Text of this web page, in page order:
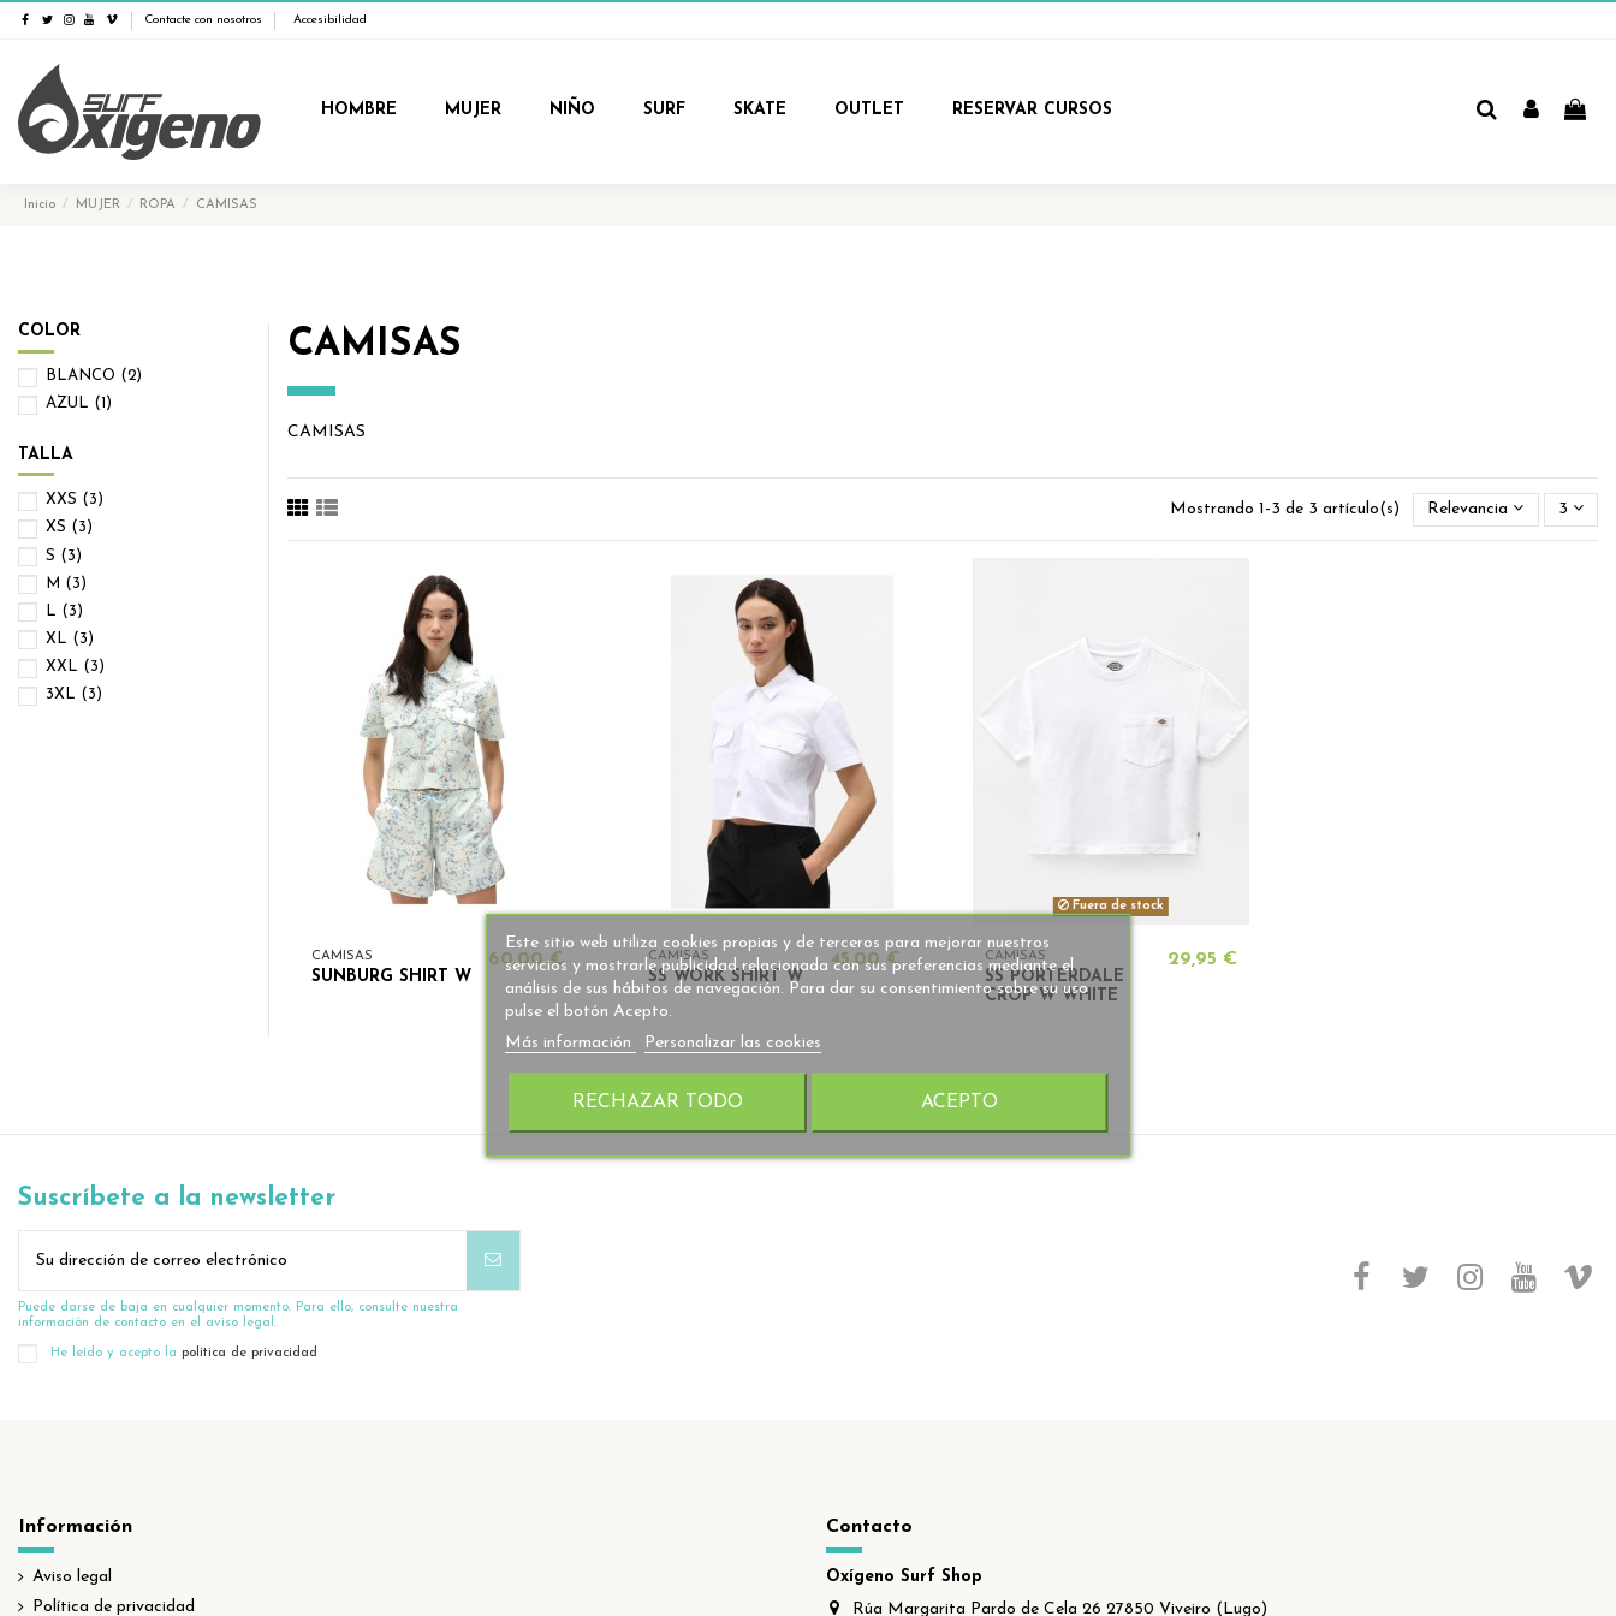
Contacte con nosotros Accesibilidad
HOMBRE MUJER NIÑO SURF SKATE OUTLET RESERVAR CURSOS
Inicio MUJER ROPA CAMISAS
CAMISAS
CAMISAS
Mostrando 1-3 de 3 artículo(s) Relevancia 3
CAMISAS
SUNBURG SHIRT W
60,00 € CAMISAS
SS WORK SHIRT W
45,00 €
Fuera de stock
CAMISAS
SS PORTERDALE
CROP W WHITE
29,95 €
COLOR
BLANCO (2)
AZUL (1)
TALLA
XXS (3)
XS (3)
S (3)
M (3)
L (3)
XL (3)
XXL (3)
3XL (3)
Suscríbete a la newsletter
Puede darse de baja en cualquier momento. Para ello, consulte nuestra
información de contacto en el aviso legal.
He leído y acepto la política de privacidad
Información
Aviso legal
Política de privacidad
Contacto
Oxígeno Surf Shop
Rúa Margarita Pardo de Cela 26 27850 Viveiro (Lugo)
Este sitio web utiliza cookies propias y de terceros para mejorar nuestros
servicios y mostrarle publicidad relacionada con sus preferencias mediante el
análisis de sus hábitos de navegación. Para dar su consentimiento sobre su uso
pulse el botón Acepto.
Más información
Personalizar las cookies
RECHAZAR TODO ACEPTO